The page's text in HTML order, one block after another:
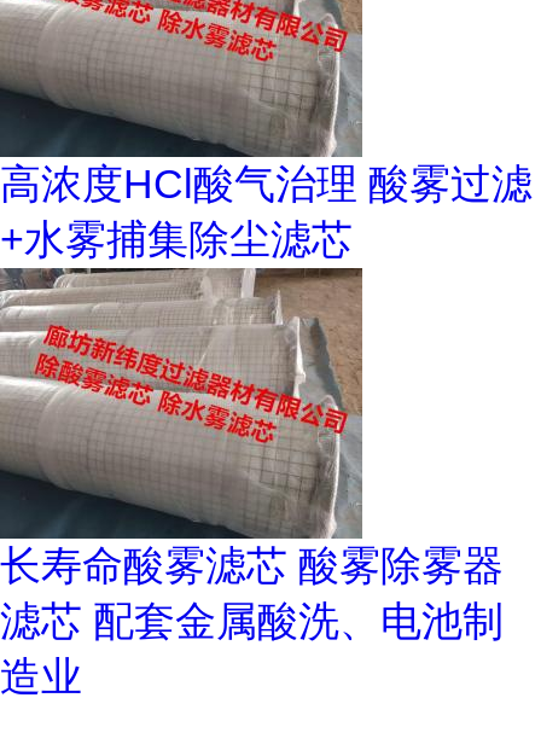
高浓度HCl酸气治理 酸雾过滤
+水雾捕集除尘滤芯
长寿命酸雾滤芯 酸雾除雾器
滤芯 配套金属酸洗、电池制
造业